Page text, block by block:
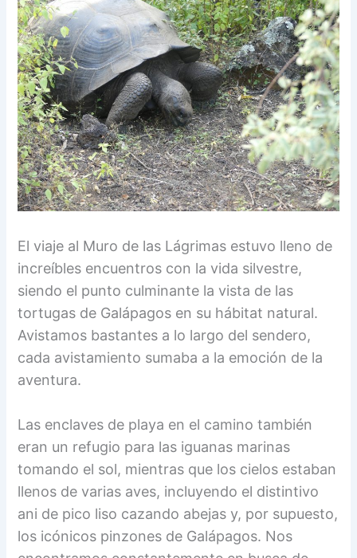
El viaje al Muro de las Lágrimas estuvo lleno de
increíbles encuentros con la vida silvestre,
siendo el punto culminante la vista de las
tortugas de Galápagos en su hábitat natural.
Avistamos bastantes a lo largo del sendero,
cada avistamiento sumaba a la emoción de la
aventura.
Las enclaves de playa en el camino también
eran un refugio para las iguanas marinas
tomando el sol, mientras que los cielos estaban
llenos de varias aves, incluyendo el distintivo
ani de pico liso cazando abejas y, por supuesto,
los icónicos pinzones de Galápagos. Nos